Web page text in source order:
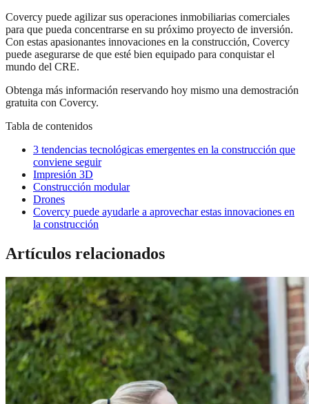
Covercy puede agilizar sus operaciones inmobiliarias comerciales
para que pueda concentrarse en su próximo proyecto de inversión.
Con estas apasionantes innovaciones en la construcción, Covercy
puede asegurarse de que esté bien equipado para conquistar el
mundo del CRE.
Obtenga más información reservando hoy mismo una demostración
gratuita con Covercy.
Tabla de contenidos
3 tendencias tecnológicas emergentes en la construcción que
conviene seguir
Impresión 3D
Construcción modular
Drones
Covercy puede ayudarle a aprovechar estas innovaciones en
la construcción
Artículos relacionados